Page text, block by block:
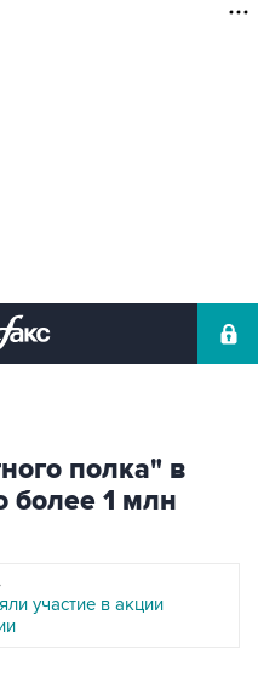
полка" в
более 1 млн
участие в акции